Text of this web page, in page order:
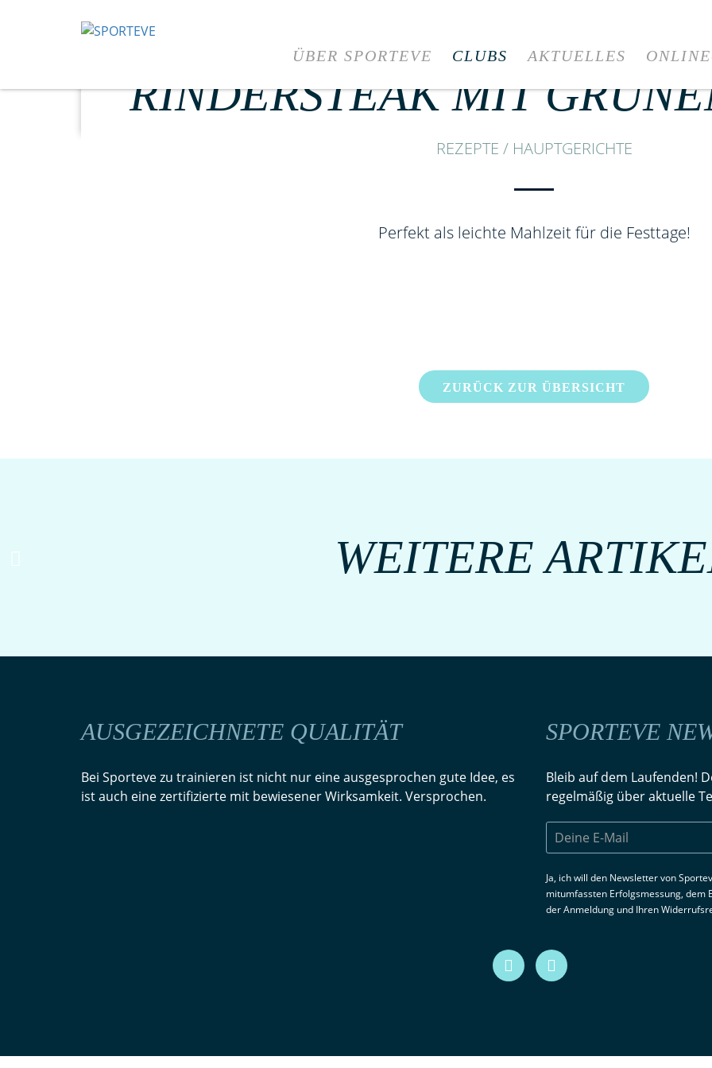
ÜBER SPORTEVE
CLUBS AKTUELLES
RINDERSTEAK MIT
REZEPTE / HAUPTGERICHTE
Perfekt als leichte Mahlzeit für die Festtage!
ZURÜCK ZUR ÜBERSICHT
WEITERE
AUSGEZEICHNETE QUALITÄT
Bei Sporteve zu trainieren ist nicht nur eine ausgesprochen gute Idee, es
ist auch eine zertifizierte mit bewiesener Wirksamkeit. Versprochen.
SPORTEVE
Bleib auf dem Laufenden!
regelmäßig über aktuelle
Ja, ich will den Newsletter von
mitumfassten Erfolgsmessung, dem
der Anmeldung und Ihren